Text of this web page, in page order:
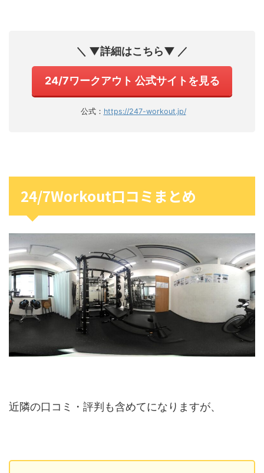
＼ ▼詳細はこちら▼ ／
24/7ワークアウト 公式サイトを見る
公式： https://247-workout.jp/
24/7Workout口コミまとめ
近隣の口コミ・評判も含めてになりますが、